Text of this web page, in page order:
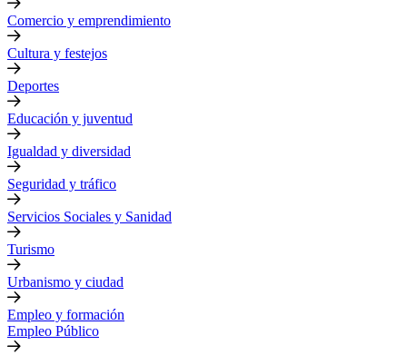
Comercio y emprendimiento
Cultura y festejos
Deportes
Educación y juventud
Igualdad y diversidad
Seguridad y tráfico
Servicios Sociales y Sanidad
Turismo
Urbanismo y ciudad
Empleo y formación
Empleo Público